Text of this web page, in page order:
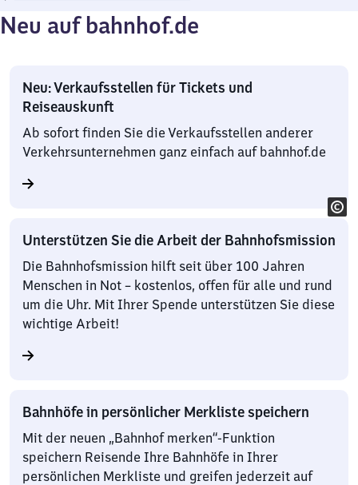
Neu auf bahnhof.de
Neu: Verkaufsstellen für Tickets und
Reiseauskunft
Ab sofort finden Sie die Verkaufsstellen anderer
Verkehrsunternehmen ganz einfach auf bahnhof.de
Unterstützen Sie die Arbeit der Bahnhofsmission
Die Bahnhofsmission hilft seit über 100 Jahren
Menschen in Not – kostenlos, offen für alle und rund
um die Uhr. Mit Ihrer Spende unterstützen Sie diese
wichtige Arbeit!
Bahnhöfe in persönlicher Merkliste speichern
Mit der neuen „Bahnhof merken“-Funktion
speichern Reisende Ihre Bahnhöfe in Ihrer
persönlichen Merkliste und greifen jederzeit auf